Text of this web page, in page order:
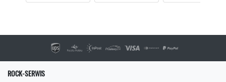
ROCK-SERWIS